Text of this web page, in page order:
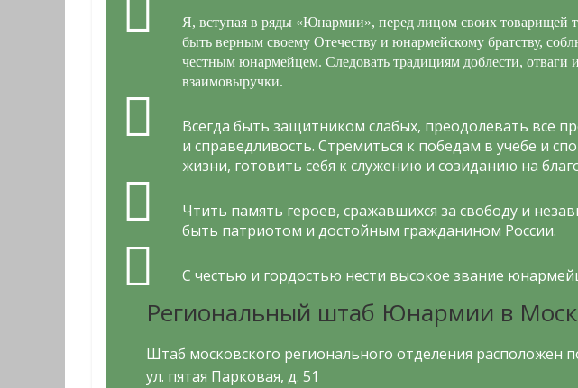
Я, вступая в ряды «Юнармии», перед лицом своих товарищей
быть верным своему Отечеству и юнармейскому братству,
честным юнармейцем. Следовать традициям доблести, отваги
взаимовыручки.
Всегда быть защитником слабых, преодолевать все
и справедливость. Стремиться к победам в учебе и
жизни, готовить себя к служению и созиданию на
Чтить память героев, сражавшихся за свободу и
быть патриотом и достойным гражданином России.
С честью и гордостью нести высокое звание
Региональный штаб Юнармии в
Штаб московского регионального отделения расположен
ул. пятая Парковая, д. 51